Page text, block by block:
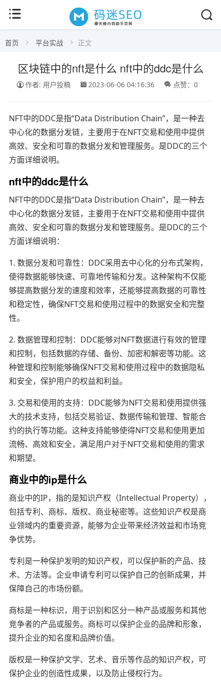
首页 平台实战 正文
区块链中的nft是什么 nft中的ddc是什么
作者: 用户投稿 2023-06-06 04:16:36 点赞：0
NFT中的DDC是指“Data Distribution Chain”，是一种去
中心化的数据分发链，主要用于在NFT交易和使用中提供
高效、安全和可靠的数据分发和管理服务。是DDC的三个
方面详细说明。
nft中的ddc是什么
NFT中的DDC是指“Data Distribution Chain”，是一种去
中心化的数据分发链，主要用于在NFT交易和使用中提供
高效、安全和可靠的数据分发和管理服务。是DDC的三个
方面详细说明：
1. 数据分发和可靠性：DDC采用去中心化的分布式架构，
使得数据能够快速、可靠地传输和分发。这种架构不仅能
够提高数据分发的速度和效率，还能够提高数据的可靠性
和稳定性，确保NFT交易和使用过程中的数据安全和完整
性。
2. 数据管理和控制：DDC能够对NFT数据进行有效的管理
和控制，包括数据的存储、备份、加密和解密等功能。这
种管理和控制能够确保NFT交易和使用过程中的数据隐私
和安全，保护用户的权益和利益。
3. 交易和使用的支持：DDC能够为NFT交易和使用提供强
大的技术支持，包括交易验证、数据传输和管理、智能合
约的执行等功能。这种支持能够使得NFT交易和使用更加
流畅、高效和安全，满足用户对于NFT交易和使用的需求
和期望。
商业中的ip是什么
商业中的IP，指的是知识产权（Intellectual Property），
包括专利、商标、版权、商业秘密等。这些知识产权是商
业领域内的重要资源，能够为企业带来经济效益和市场竞
争优势。
专利是一种保护发明的知识产权，可以保护新的产品、技
术、方法等。企业申请专利可以保护自己的创新成果，并
保障自己的市场份额。
商标是一种标识，用于识别和区分一种产品或服务和其他
竞争者的产品或服务。商标可以保护企业的品牌和形象，
提升企业的知名度和品牌价值。
版权是一种保护文学、艺术、音乐等作品的知识产权，可
保护企业的创造性成果，以及防止侵权行为。